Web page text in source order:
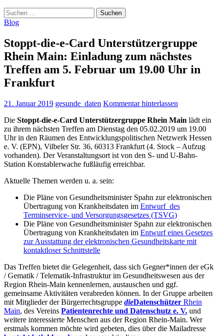
Suchen
nach:
Blog
Stoppt-die-e-Card Unterstützergruppe
Rhein Main: Einladung zum nächstes
Treffen am 5. Februar um 19.00 Uhr in
Frankfurt
21. Januar 2019 gesunde_daten Kommentar hinterlassen
Die Stoppt-die-e-Card Unterstützergruppe Rhein Main lädt ein
zu ihrem nächsten Treffen am Dienstag den 05.02.2019 um 19.00
Uhr in den Räumen des Entwicklungspolitischen Netzwerk Hessen
e. V. (EPN), Vilbeler Str. 36, 60313 Frankfurt (4. Stock – Aufzug
vorhanden). Der Veranstaltungsort ist von den S- und U-Bahn-
Station Konstablerwache fußläufig erreichbar.
Aktuelle Themen werden u. a. sein:
Die Pläne von Gesundheitsminister Spahn zur elektronischen
Übertragung von Krankheitsdaten im Entwurf des
Terminservice- und Versorgungsgesetzes (TSVG)
Die Pläne von Gesundheitsminister Spahn zur elektronischen
Übertragung von Krankheitsdaten im Entwurf eines Gesetzes
zur Ausstattung der elektronischen Gesundheitskarte mit
kontaktloser Schnittstelle
Das Treffen bietet die Gelegenheit, dass sich Gegner*innen der eGk
/ Gematik / Telematik-Infrastruktur im Gesundheitswesen aus der
Region Rhein-Main kennenlernen, austauschen und ggf.
gemeinsame Aktivitäten verabreden können. In der Gruppe arbeiten
mit Mitglieder der Bürgerrechtsgruppe dieDatenschützer Rhein
Main, des Vereins Patientenrechte und Datenschutz e. V. und
weitere interessierte Menschen aus der Region Rhein-Main. Wer
erstmals kommen möchte wird gebeten, dies über die Mailadresse